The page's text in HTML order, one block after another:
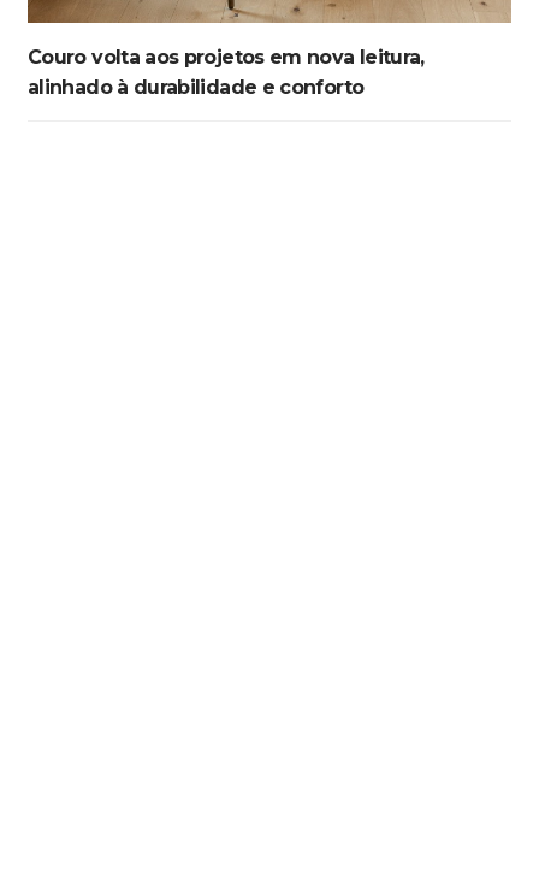
Couro volta aos projetos em nova leitura,
alinhado à durabilidade e conforto